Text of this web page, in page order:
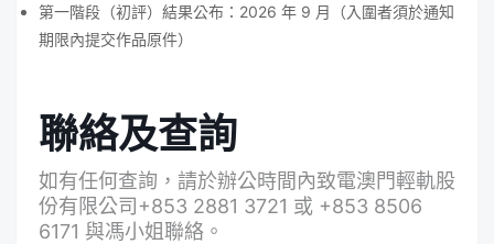
第一階段（初評）結果公布：2026 年 9 月（入圍者須於通知
期限內提交作品原件）
聯絡及查詢
如有任何查詢，請於辦公時間內致電澳門輕軌股
份有限公司+853 2881 3721 或 +853 8506
6171 與馮小姐聯絡。